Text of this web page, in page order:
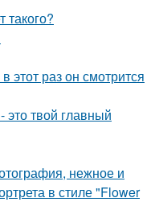
этот раз он смотрится
твой главный
нежное и
в стиле "Flower